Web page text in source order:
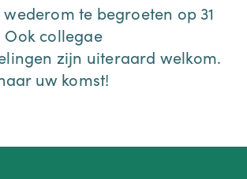
te begroeten op 31
Ook collegae
zijn uiteraard welkom.
uw komst!